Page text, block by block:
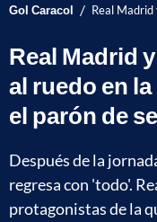
Gol Caracol / Real Madrid
Real Madrid
al ruedo en
el parón de
Después de la
regresa con 'todo'.
protagonistas de la